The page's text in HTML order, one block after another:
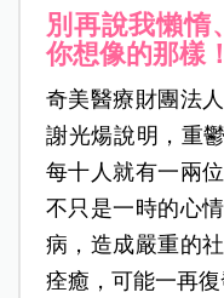
別再說我懶惰
你想像的那樣！
奇美醫療財團法
謝光煬說明，重
每十人就有一兩
不只是一時的心
病，造成嚴重的
痊癒，可能一再復